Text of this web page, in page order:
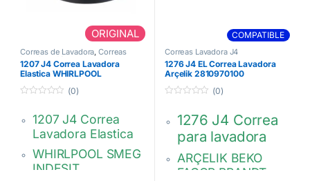
ORIGINAL
Correas de Lavadora,Correas
Lavadora J4
1207 J4 Correa Lavadora
Elastica WHIRLPOOL
481235818204
e
(0)
1207 J4 Correa
Lavadora Elastica
WHIRLPOOL SMEG
INDESIT
COMPATIBLE
Correas Lavadora J4
1276 J4 EL Correa Lavadora
Arçelik 2810970100
e
(0)
1276 J4 Correa
para lavadora
ARÇELIK BEKO
FAGOR BRANDT